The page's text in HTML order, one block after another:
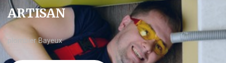
ARTISAN
plombier Bayeux